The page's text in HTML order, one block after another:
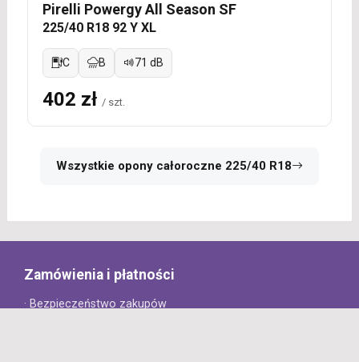
Pirelli Powergy All Season SF
225/40 R18 92 Y XL
C B 71 dB
402 zł / szt.
Wszystkie opony całoroczne 225/40 R18
Zamówienia i płatności
· Bezpieczeństwo zakupów